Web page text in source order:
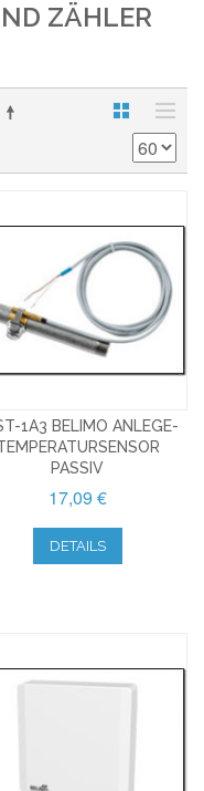
ZÄHLER
1A3 BELIMO ANLEGE-
PASSIV
17,09 €
DETAILS